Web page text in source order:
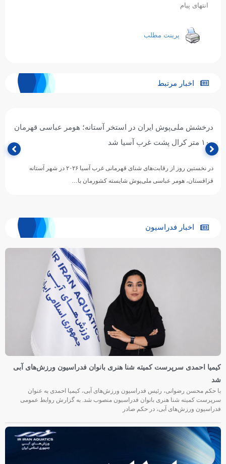
انتهای پیام
پرینت مطلب
اخبار مرتبط
درخشش ملی‌پوش ایران در استخر آستانه؛ هومر عباسی قهرمان
۱۰۰ متر کرال پشت غرب آسیا شد
در نخستین روز از رقابت‌های شنای قهرمانی غرب آسیا ۲۰۲۶ در شهر آستانه
قزاقستان، هومر عباسی ملی‌پوش شایسته کشورمان با…
اخبار فدراسیون
کیمیا احمدی سرپرست کمیته شنا هنری بانوان فدراسیون ورزش‌های آبی
شد
با حکم محسن رضوانی، رئیس فدراسیون ورزش‌های آبی، کیمیا احمدی به عنوان
سرپرست کمیته شنا هنری بانوان فدراسیون منصوب شد. به گزارش روابط عمومی
فدراسیون ورزش‌های آبی، در حکم صادر